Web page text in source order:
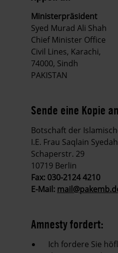
Ministerpräsident
Syed Murad Ali Shah
Chief Minister Office
Civil Lines, Karachi,
74000, Sindh
PAKISTAN
Sende eine Kopie an
Botschaft der
I.E. Frau Saqlain Syedah
Schaperstr. 29
10719 Berlin
Fax: 030-2124 4210
E-Mail:
Amnesty fordert:
Ich fordere Sie